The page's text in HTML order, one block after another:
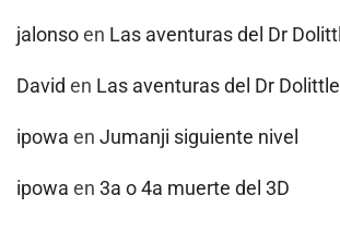
jalonsoen Las aventuras del Dr
David en Las aventuras del Dr Dolittle
ipowa en Jumanji siguiente nivel
ipowa en 3a o 4a muerte del 3D